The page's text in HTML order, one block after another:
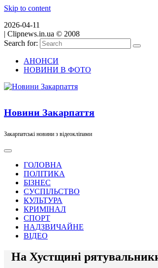
Skip to content
2026-04-11
| Clipnews.in.ua © 2008
Search for:
АНОНСИ
НОВИНИ В ФОТО
Новини Закарпаття
Закарпатські новини з відеокліпами
ГОЛОВНА
ПОЛІТИКА
БІЗНЕС
СУСПІЛЬСТВО
КУЛЬТУРА
КРИМІНАЛ
СПОРТ
НАДЗВИЧАЙНЕ
ВІДЕО
На Хустщині